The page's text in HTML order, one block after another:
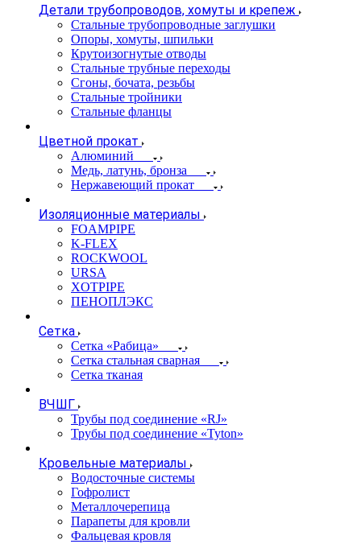
Детали трубопроводов, хомуты и крепеж
Стальные трубопроводные заглушки
Опоры, хомуты, шпильки
Крутоизогнутые отводы
Стальные трубные переходы
Сгоны, бочата, резьбы
Стальные тройники
Стальные фланцы
Цветной прокат
Алюминий
Медь, латунь, бронза
Нержавеющий прокат
Изоляционные материалы
FOAMPIPE
K-FLEX
ROCKWOOL
URSA
XOTPIPE
ПЕНОПЛЭКС
Сетка
Сетка «Рабица»
Сетка стальная сварная
Сетка тканая
ВЧШГ
Трубы под соединение «RJ»
Трубы под соединение «Tyton»
Кровельные материалы
Водосточные системы
Гофролист
Металлочерепица
Парапеты для кровли
Фальцевая кровля